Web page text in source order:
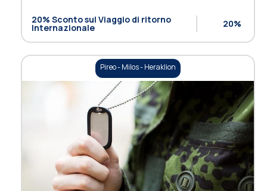
20% Sconto sul Viaggio di ritorno
Internazionale 20%
Pireo - Milos - Heraklion